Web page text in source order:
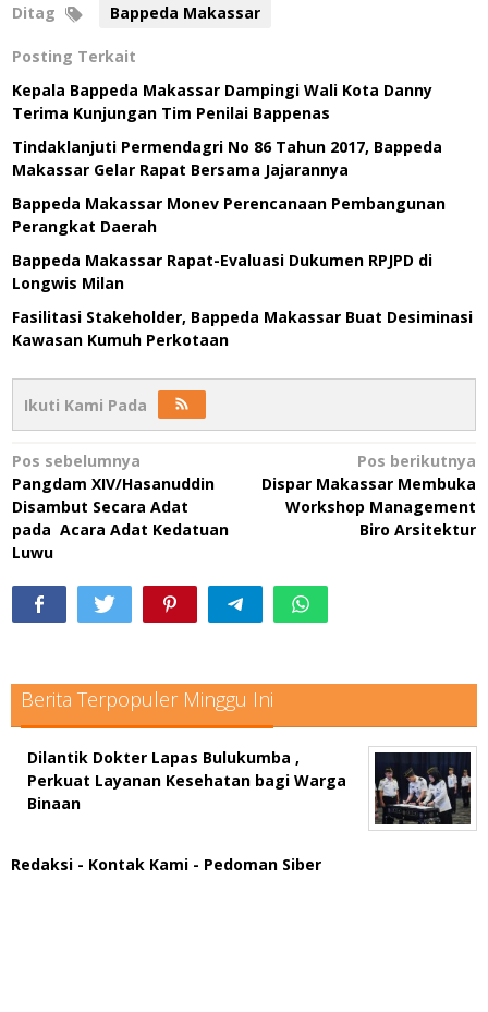
Ditag Bappeda Makassar
Posting Terkait
Kepala Bappeda Makassar Dampingi Wali Kota Danny
Terima Kunjungan Tim Penilai Bappenas
Tindaklanjuti Permendagri No 86 Tahun 2017, Bappeda
Makassar Gelar Rapat Bersama Jajarannya
Bappeda Makassar Monev Perencanaan Pembangunan
Perangkat Daerah
Bappeda Makassar Rapat-Evaluasi Dukumen RPJPD di
Longwis Milan
Fasilitasi Stakeholder, Bappeda Makassar Buat Desiminasi
Kawasan Kumuh Perkotaan
Ikuti Kami Pada
Navigasi
pos
Pos sebelumnya
Pangdam XIV/Hasanuddin
Disambut Secara Adat
pada Acara Adat Kedatuan
Luwu
Pos berikutnya
Dispar Makassar Membuka
Workshop Management
Biro Arsitektur
Berita Terpopuler Minggu Ini
Dilantik Dokter Lapas Bulukumba ,
Perkuat Layanan Kesehatan bagi Warga
Binaan
Redaksi - Kontak Kami - Pedoman Siber